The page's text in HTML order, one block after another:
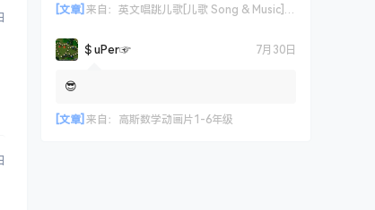
[文章] 来自： 英文唱跳儿歌[儿歌 Song & Music] 艾米咕噜
＄uΡer☞ 7月30日
😎
[文章] 来自： 高斯数学动画片1-6年级